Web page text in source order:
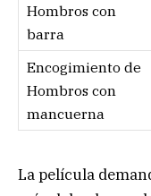
Hombros con
barra
Encogimiento de
Hombros con
mancuerna
La película